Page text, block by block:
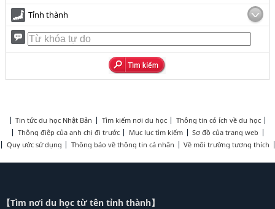
Tỉnh thành
Tin tức du học Nhật Bản Tìm kiếm nơi du học
Thông tin có ích về du học
Thông điệp của anh chị đi trước
Mục lục tìm kiếm
Sơ đồ của trang web
Quy ước sử dụng
Thông báo về thông tin cá nhân Về môi trường tương thích
【Tìm nơi du học từ tên tỉnh thành】